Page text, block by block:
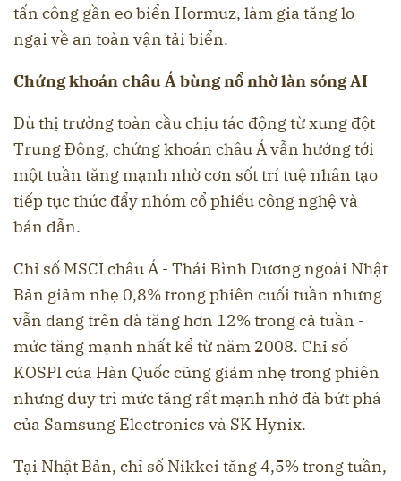
tấn công gần eo biển Hormuz, làm gia tăng lo
ngại về an toàn vận tải biển.
Chứng khoán châu Á bùng nổ nhờ làn sóng AI
Dù thị trường toàn cầu chịu tác động từ xung đột
Trung Đông, chứng khoán châu Á vẫn hướng tới
một tuần tăng mạnh nhờ cơn sốt trí tuệ nhân tạo
tiếp tục thúc đẩy nhóm cổ phiếu công nghệ và
bán dẫn.
Chỉ số MSCI châu Á - Thái Bình Dương ngoài Nhật
Bản giảm nhẹ 0,8% trong phiên cuối tuần nhưng
vẫn đang trên đà tăng hơn 12% trong cả tuần -
mức tăng mạnh nhất kể từ năm 2008. Chỉ số
KOSPI của Hàn Quốc cũng giảm nhẹ trong phiên
nhưng duy trì mức tăng rất mạnh nhờ đà bứt phá
của Samsung Electronics và SK Hynix.
Tại Nhật Bản, chỉ số Nikkei tăng 4,5% trong tuần,